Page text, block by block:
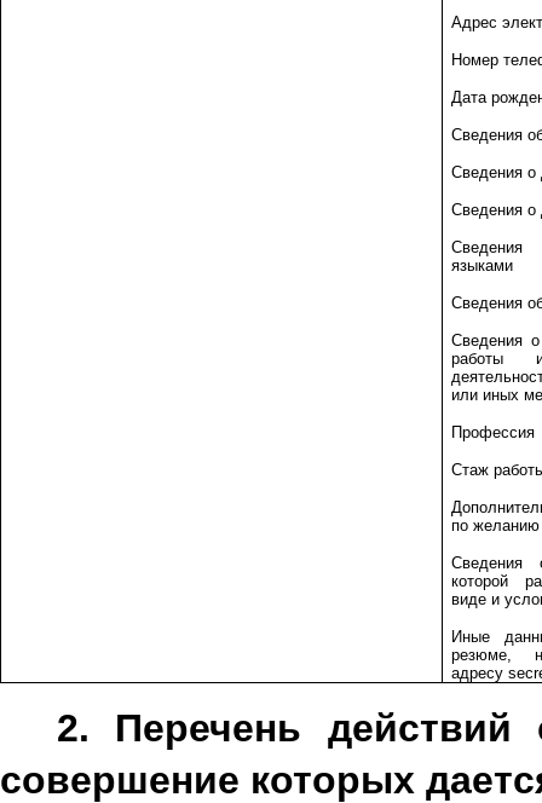
Адрес
Номер
Дата
Сведения
Сведения о
Сведения о
языками
Сведения
Сведения
работы
или иных
Профессия
Стаж
по желанию
Сведения
которой
виде и
Иные
резюме,
адресу
2. Перечень
совершение которых